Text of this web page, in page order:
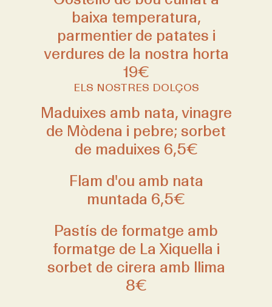
baixa temperatura,
parmentier de patates i
verdures de la nostra horta
19€
ELS NOSTRES DOLÇOS
Maduixes amb nata, vinagre
de Mòdena i pebre; sorbet
de maduixes 6,5€
Flam d'ou amb nata
muntada 6,5€
Pastís de formatge amb
formatge de La Xiquella i
sorbet de cirera amb llima
8€